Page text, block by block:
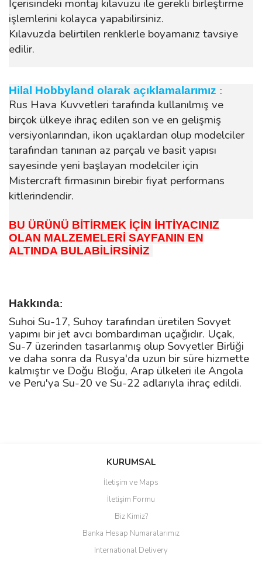
İçerisindeki montaj kılavuzu ile gerekli birleştirme
işlemlerini kolayca yapabilirsiniz.
Kılavuzda belirtilen renklerle boyamanız tavsiye
edilir.
Hilal Hobbyland olarak açıklamalarımız :
Rus Hava Kuvvetleri tarafında kullanılmış ve
birçok ülkeye ihraç edilen son ve en gelişmiş
versiyonlarından, ikon uçaklardan olup modelciler
tarafından tanınan az parçalı ve basit yapısı
sayesinde yeni başlayan modelciler için
Mistercraft firmasının birebir fiyat performans
kitlerindendir.
BU ÜRÜNÜ BİTİRMEK İÇİN İHTİYACINIZ
OLAN MALZEMELERİ SAYFANIN EN
ALTINDA BULABİLİRSİNİZ
Hakkında:
Suhoi Su-17, Suhoy tarafından üretilen Sovyet
yapımı bir jet avcı bombardıman uçağıdır. Uçak,
Su-7 üzerinden tasarlanmış olup Sovyetler Birliği
ve daha sonra da Rusya'da uzun bir süre hizmette
kalmıştır ve Doğu Bloğu, Arap ülkeleri ile Angola
ve Peru'ya Su-20 ve Su-22 adlarıyla ihraç edildi.
Bu ürüne ilk yorumu siz yapın!
Yorum Yaz
KURUMSAL
İletişim ve Maps
İletişim Formu
Biz Kimiz?
Banka Hesap Numaralarımız
International Delivery